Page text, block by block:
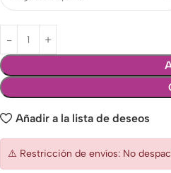
Añadir a la lista de deseos
⚠️ Restricción de envíos: No